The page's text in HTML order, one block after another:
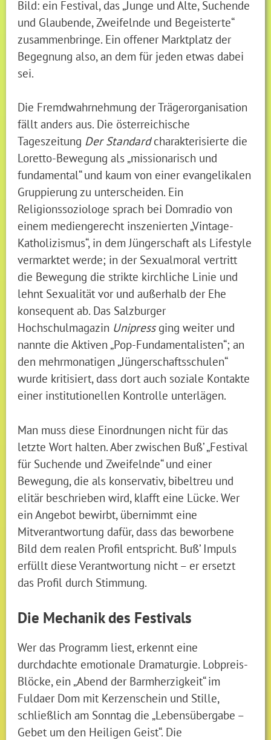
Bild: ein Festival, das „Junge und Alte, Suchende
und Glaubende, Zweifelnde und Begeisterte“
zusammenbringe. Ein offener Marktplatz der
Begegnung also, an dem für jeden etwas dabei
sei.
Die Fremdwahrnehmung der Trägerorganisation
fällt anders aus. Die österreichische
Tageszeitung Der Standardcharakterisierte die
Loretto-Bewegung als „missionarisch und
fundamental“ und kaum von einer evangelikalen
Gruppierung zu unterscheiden. Ein
Religionssoziologe sprach bei Domradio von
einem mediengerecht inszenierten „Vintage-
Katholizismus“, in dem Jüngerschaft als Lifestyle
vermarktet werde; in der Sexualmoral vertritt
die Bewegung die strikte kirchliche Linie und
lehnt Sexualität vor und außerhalb der Ehe
konsequent ab. Das Salzburger
Hochschulmagazin Unipressging weiter und
nannte die Aktiven „Pop-Fundamentalisten“; an
den mehrmonatigen „Jüngerschaftsschulen“
wurde kritisiert, dass dort auch soziale Kontakte
einer institutionellen Kontrolle unterlägen.
Man muss diese Einordnungen nicht für das
letzte Wort halten. Aber zwischen Buß’ „Festival
für Suchende und Zweifelnde“ und einer
Bewegung, die als konservativ, bibeltreu und
elitär beschrieben wird, klafft eine Lücke. Wer
ein Angebot bewirbt, übernimmt eine
Mitverantwortung dafür, dass das beworbene
Bild dem realen Profil entspricht. Buß’ Impuls
erfüllt diese Verantwortung nicht – er ersetzt
das Profil durch Stimmung.
Die Mechanik des Festivals
Wer das Programm liest, erkennt eine
durchdachte emotionale Dramaturgie. Lobpreis-
Blöcke, ein „Abend der Barmherzigkeit“ im
Fuldaer Dom mit Kerzenschein und Stille,
schließlich am Sonntag die „Lebensübergabe –
Gebet um den Heiligen Geist“. Die